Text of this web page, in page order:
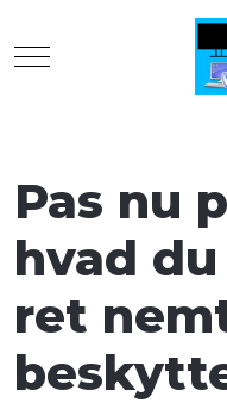
Mobile Menu
Pas nu
hvad
ret